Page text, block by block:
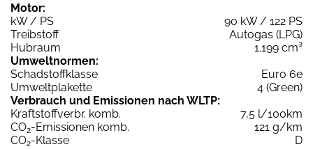
Motor:
kW / PS
90 kW / 122 PS
Treibstoff
Autogas (LPG)
Hubraum
1.199 cm³
Umweltnormen:
Schadstoffklasse
Euro 6e
Umweltplakette
4 (Green)
Verbrauch und Emissionen nach WLTP:
Kraftstoffverbr. komb.
7,5 l/100km
CO2-Emissionen komb.
121 g/km
CO2-Klasse
D